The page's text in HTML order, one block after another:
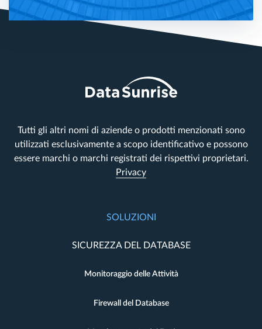
Tutti gli altri nomi di aziende o prodotti menzionati sono
utilizzati esclusivamente a scopo identificativo e possono
essere marchi o marchi registrati dei rispettivi proprietari.
Privacy
SOLUZIONI
SICUREZZA DEL DATABASE
Monitoraggio delle Attività
Firewall del Database